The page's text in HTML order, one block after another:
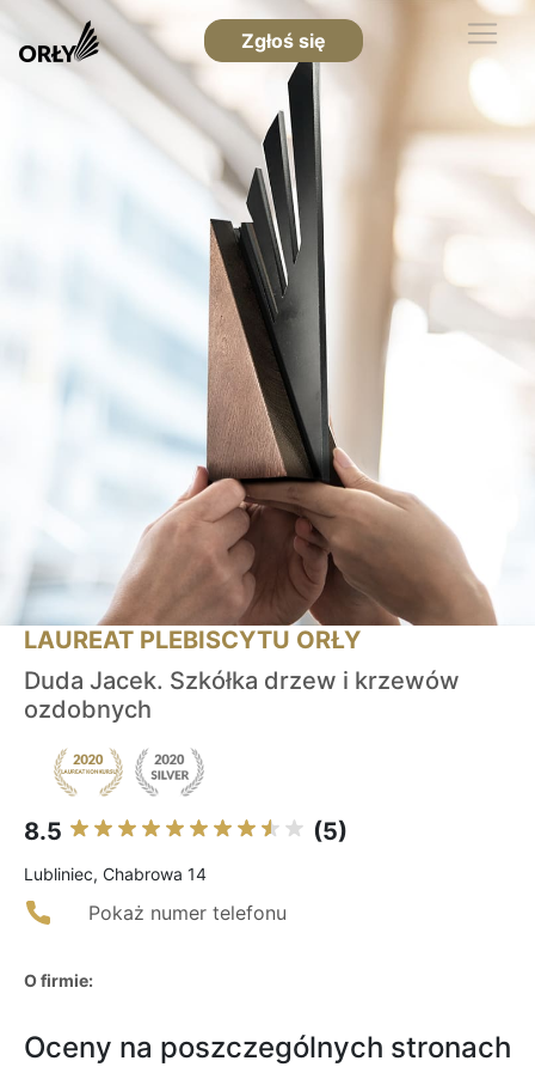
Zgłoś się
LAUREAT PLEBISCYTU ORŁY
Duda Jacek. Szkółka drzew i krzewów
ozdobnych
8.5 (5)
Lubliniec, Chabrowa 14
Pokaż numer telefonu
O firmie:
Oceny na poszczególnych stronach